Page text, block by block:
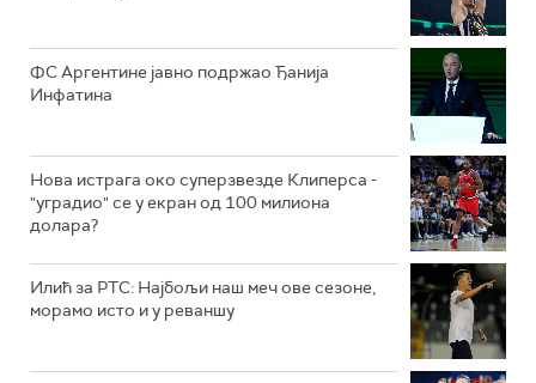
ФС Аргентине јавно подржао Ђанија
Инфатина
Нова истрага око суперзвезде Клиперса -
"уградио" се у екран од 100 милиона
долара?
Илић за РТС: Најбољи наш меч ове сезоне,
морамо исто и у реваншу